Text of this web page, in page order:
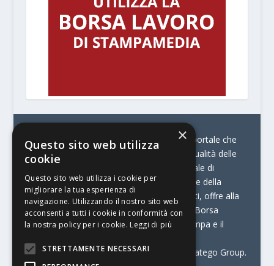
© Stratego Group –
stampamedia.net è il portale che
racconta le innovazioni tecnologiche e l’attualità delle
aziende di stampa e di converting. È il portale di
riferimento per chi opera in Italia nel settore della
comunicazione stampata. Oltre ai contenuti, offre alla
propria community diversi servizi come:
la Borsa
Lavoro, la Print Connection, i Big della Stampa e il
Stampamedia.net è una delle testate di Stratego Group.
×
Questo sito web utilizza
cookie
Questo sito web utilizza i cookie per
migliorare la tua esperienza di
navigazione. Utilizzando il nostro sito web
acconsenti a tutti i cookie in conformità con
la nostra policy per i cookie. Leggi di più
STRETTAMENTE NECESSARI